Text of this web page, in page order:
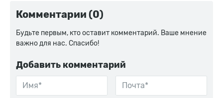
Комментарии (0)
Будьте первым, кто оставит комментарий. Ваше мнение
важно для нас. Спасибо!
Добавить комментарий